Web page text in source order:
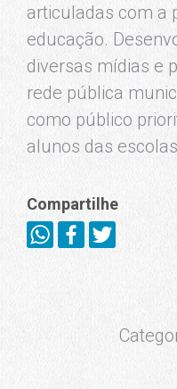
articuladas com a
educação.
diversas mídias e
rede pública
como público
alunos das
Compartilhe